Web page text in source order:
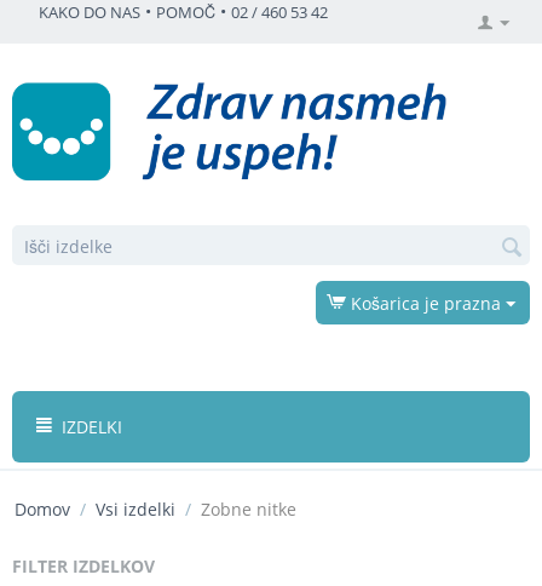
KAKO DO NAS • POMOČ • 02 / 460 53 42
Košarica je prazna
IZDELKI
Domov / Vsi izdelki / Zobne nitke
FILTER IZDELKOV